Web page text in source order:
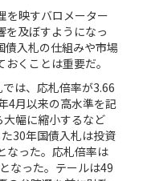
を映すバロメーター
を及ぼすようになっ
債入札の仕組みや市場
くことは重要だ。
は、応札倍率が3.66
4月以来の高水準を記
幅に縮小するなど
30年国債入札は投資
なった。応札倍率は
なった。テールは49